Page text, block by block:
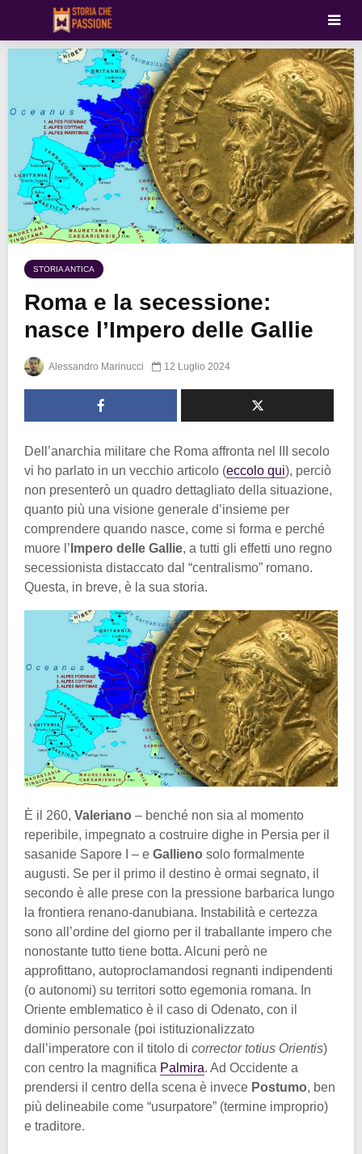
STORIA ANTICA
Roma e la secessione:
nasce l’Impero delle Gallie
Alessandro Marinucci 12 Luglio 2024
Dell’anarchia militare che Roma affronta nel III secolo
vi ho parlato in un vecchio articolo (eccolo qui), perciò
non presenterò un quadro dettagliato della situazione,
quanto più una visione generale d’insieme per
comprendere quando nasce, come si forma e perché
muore l’ Impero delle Gallie, a tutti gli effetti uno regno
secessionista distaccato dal “centralismo” romano.
Questa, in breve, è la sua storia.
È il 260, Valeriano – benché non sia al momento
reperibile, impegnato a costruire dighe in Persia per il
sasanide Sapore I – e Gallieno solo formalmente
augusti. Se per il primo il destino è ormai segnato, il
secondo è alle prese con la pressione barbarica lungo
la frontiera renano-danubiana. Instabilità e certezza
sono all’ordine del giorno per il traballante impero che
nonostante tutto tiene botta. Alcuni però ne
approfittano, autoproclamandosi regnanti indipendenti
(o autonomi) su territori sotto egemonia romana. In
Oriente emblematico è il caso di Odenato, con il
dominio personale (poi istituzionalizzato
dall’imperatore con il titolo di corrector totius Orientis)
con centro la magnifica Palmira. Ad Occidente a
prendersi il centro della scena è invece Postumo, ben
più delineabile come “usurpatore” (termine improprio)
e traditore.